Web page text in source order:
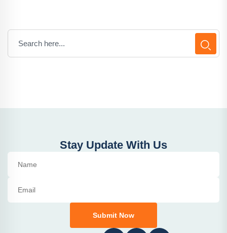
Stay Update With Us
Submit Now